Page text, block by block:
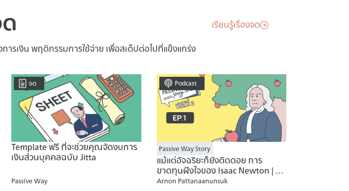
ารเงิน พฤติกรรมการใช้จ่าย เพื่อสเต็ปต่อไปที่แข็งแกร่ง
เรียนรู้เรื่องจด
จด
Template ฟรี ที่จะช่วยคุณจัดงบการ
เงินส่วนบุคคลฉบับ Jitta
Passive Way
Podcast
Passive Way Story
แม้แต่อัจฉริยะก็ยังติดดอย การ
ขาดทุนฝังใจของ Isaac Newton | ซี
รีส์ 2 Episode 01
Arnon Pattanaanunsuk